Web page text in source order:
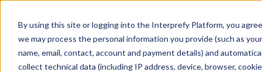
By using this site or logging into the Interprefy Platform, you
we may process the personal information you provide (such as your
name, email, contact, account and payment details) and
collect technical data (including IP address, device, browser,
Get
Started
Integrations
User
guides
Intepreter
Resources